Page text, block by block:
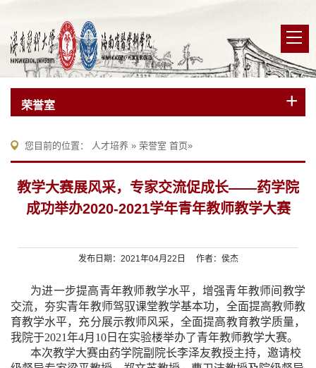
荣誉室
您目前的位置： 人才培养 » 荣誉室 首页»
教学大赛展风采，专家交流促成长——药学院
成功举办2020-2021学年青年教师教学大赛
发布日期：2021年04月22日 作者：侯杰
为进一步提高青年教师教学水平，增强青年教师间教学
交流，夯实青年教师驾驭课堂教学基本功，全面提高教师教
育教学水平，充分展示教师风采，全面提高教育教学质量，
我院于2021年4月10日在实验楼举办了青年教师教学大赛。
本次教学大赛由药学院副院长李泽友教授主持，邀请校